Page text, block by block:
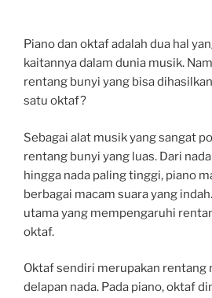
Piano dan oktaf adalah dua hal
kaitannya dalam dunia musik.
rentang bunyi yang bisa
satu oktaf?
Sebagai alat musik yang sangat
rentang bunyi yang luas. Dari
hingga nada paling tinggi, piano
berbagai macam suara yang
utama yang mempengaruhi
oktaf.
Oktaf sendiri merupakan rentang
delapan nada. Pada piano, oktaf